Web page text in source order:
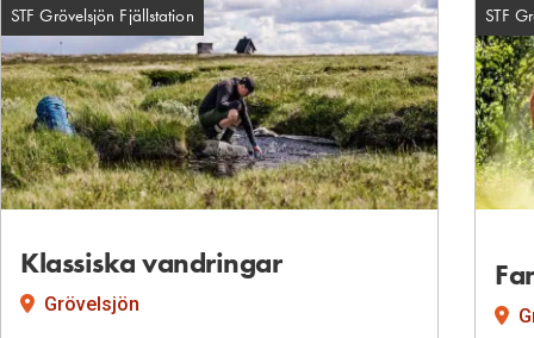
STF Grövelsjön Fjällstation
Klassiska vandringarFacility: STF
Grövelsjön
STF